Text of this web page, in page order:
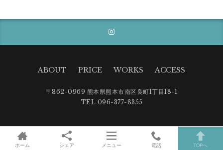
ABOUT PRICE WORKS ACCESS
〒862-0969 熊本県熊本市南区良町1丁目18-1
TEL 096-377-8355
ホーム シェア メニュー 電話 TOPへ